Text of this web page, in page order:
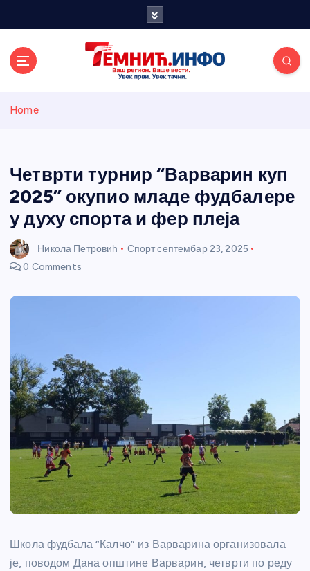
и портал
Home
Четврти турнир “Варварин куп
2025” окупио младе фудбалере
у духу спорта и фер плеја
Никола Петровић Спорт септембар 23, 2025
0 Comments
Школа фудбала “Калчо” из Варварина организовала
је, поводом Дана општине Варварин, четврти по реду